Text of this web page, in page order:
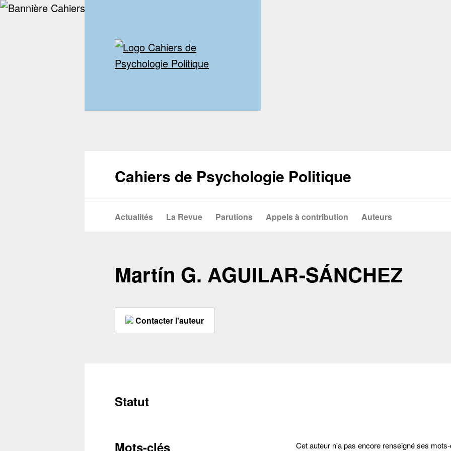
Cahiers de Psychologie Politique
Actualités La Revue Parutions Appels à contribution Auteurs
Martín G. AGUILAR-SÁNCHEZ
Contacter l'auteur
Statut
Mots-clés Cet auteur n'a pas encore renseigné ses